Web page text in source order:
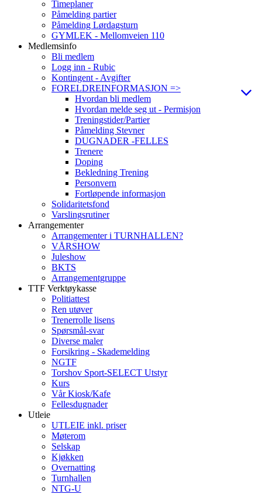
Timeplaner
Påmelding partier
Påmelding Lørdagsturn
GYMLEK - Mellomveien 110
Medlemsinfo
Bli medlem
Logg inn - Rubic
Kontingent - Avgifter
FORELDREINFORMASJON =>
Hvordan bli medlem
Hvordan melde seg ut - Permisjon
Treningstider/Partier
Påmelding Stevner
DUGNADER -FELLES
Trenere
Doping
Bekledning Trening
Personvern
Fortløpende informasjon
Solidaritetsfond
Varslingsrutiner
Arrangementer
Arrangementer i TURNHALLEN?
VÅRSHOW
Juleshow
BKTS
Arrangementgruppe
TTF Verktøykasse
Politiattest
Ren utøver
Trenerrolle lisens
Spørsmål-svar
Diverse maler
Forsikring - Skademelding
NGTF
Torshov Sport-SELECT Utstyr
Kurs
Vår Kiosk/Kafe
Fellesdugnader
Utleie
UTLEIE inkl. priser
Møterom
Selskap
Kjøkken
Overnatting
Turnhallen
NTG-U